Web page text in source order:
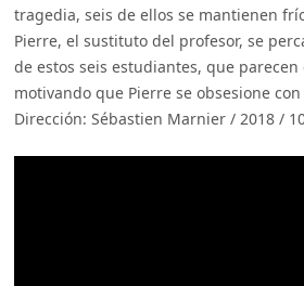
tragedia, seis de ellos se mantienen
Pierre, el sustituto del profesor, se
de estos seis estudiantes, que
motivando que Pierre se obsesione
Dirección: Sébastien Marnier / 2018 /